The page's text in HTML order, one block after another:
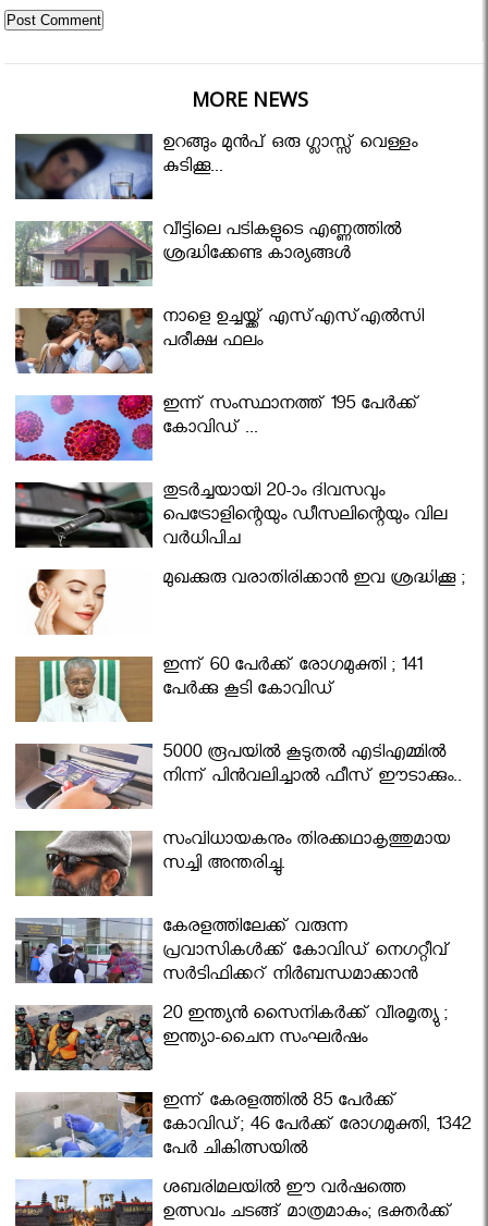
MORE NEWS
ഉറങ്ങും മുന്‍പ് ഒരു ഗ്ലാസ്സ് വെള്ളം
കുടിക്കൂ...
വീട്ടിലെ പടികളുടെ എണ്ണത്തിൽ
ശ്രദ്ധിക്കേണ്ട കാര്യങ്ങൾ
നാളെ ഉച്ചയ്ക്ക് എസ്എസ്എല്‍സി
പരീക്ഷ ഫലം
ഇന്ന് സംസ്ഥാനത്ത് 195 പേര്‍ക്ക്
കോവിഡ് ...
തുടർച്ചയായി 20-ാം ദിവസവും
പെട്രോളിന്റെയും ഡീസലിന്റെയും വില
വര്‍ധിപ്പിച്ചു
മുഖക്കുരു വരാതിരിക്കാന്‍ ഇവ ശ്രദ്ധിക്കൂ ;
ഇന്ന് 60 പേർക്ക് രോഗമുക്തി ; 141
പേര്‍ക്കു കൂടി കോവിഡ്
5000 രൂപയിൽ കൂടുതൽ എടിഎമ്മിൽ
നിന്ന് പിൻവലിച്ചാൽ ഫീസ് ഈടാക്കും..
സംവിധായകനും തിരക്കഥാകൃത്തുമായ
സച്ചി അന്തരിച്ചു.
കേരളത്തിലേക്ക് വരുന്ന
പ്രവാസികള്‍ക്ക് കോവിഡ് നെഗറ്റീവ്
സര്‍ട്ടിഫിക്കറ്റ് നിർബന്ധമാക്കാൻ
മന്ത്രിസഭ
20 ഇന്ത്യൻ സൈനികർക്ക് വീരമൃത്യു ;
ഇന്ത്യാ-ചൈന സംഘർഷം
ഇന്ന് കേരളത്തിൽ 85 പേർക്ക്
കോവിഡ്; 46 പേർക്ക് രോഗമുക്തി, 1342
പേർ ചികിത്സയിൽ
ശബരിമലയില്‍ ഈ വർഷത്തെ
ഉത്സവം ചടങ്ങ് മാത്രമാകും; ഭക്തർക്ക്